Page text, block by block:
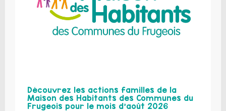
Découvrez les actions familles de la
Maison des Habitants des Communes du
Frugeois pour le mois d’août 2026